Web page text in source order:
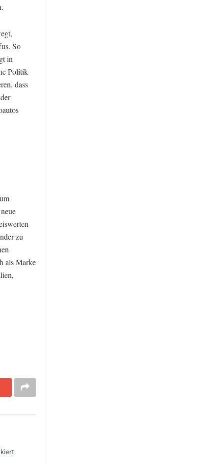
So
in
Politik
dass
zu
als Marke